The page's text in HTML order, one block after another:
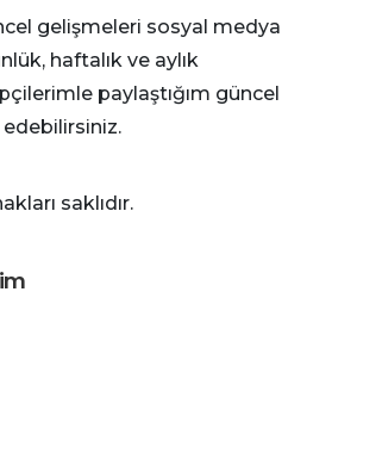
gelişmeleri sosyal medya
haftalık ve aylık
paylaştığım güncel
saklıdır.